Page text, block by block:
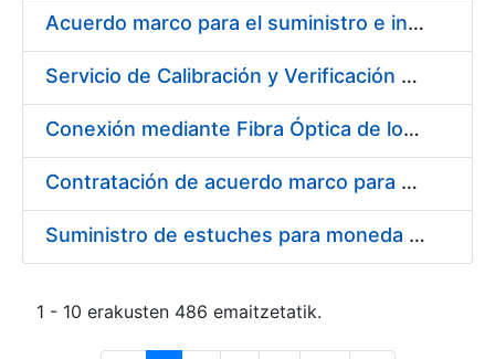
Acuerdo marco para el suministro e instalación de persianas, estores y otros complementos
Servicio de Calibración y Verificación Externa de los Equipos de Medición del Servicio de Prevención de la FNMT-RCM
Conexión mediante Fibra Óptica de los Centros de Proceso de Datos (CPDs) de las sedes de la FNMT-RCM de Burgos y Madrid
Contratación de acuerdo marco para el Suministro de Material de Electricidad para la Fábrica Nacional de Moneda y Timbre-Real Casa de la Moneda en su centro de trabajo de Burgos
Suministro de estuches para moneda de 30 €
1 - 10 erakusten 486 emaitzetatik.